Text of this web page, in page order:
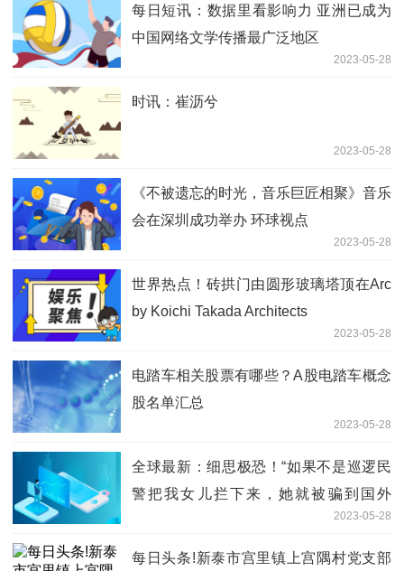
每日短讯：数据里看影响力 亚洲已成为
中国网络文学传播最广泛地区
2023-05-28
时讯：崔沥兮
2023-05-28
《不被遗忘的时光，音乐巨匠相聚》音乐
会在深圳成功举办 环球视点
2023-05-28
世界热点！砖拱门由圆形玻璃塔顶在Arc
by Koichi Takada Architects
2023-05-28
电踏车相关股票有哪些？A股电踏车概念
股名单汇总
2023-05-28
全球最新：细思极恐！“如果不是巡逻民
警把我女儿拦下来，她就被骗到国外
2023-05-28
每日头条!新泰市宫里镇上宫隅村党支部